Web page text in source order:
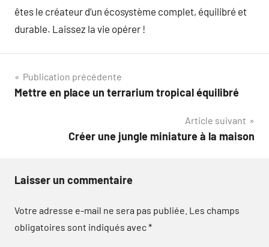
êtes le créateur d’un écosystème complet, équilibré et
durable. Laissez la vie opérer !
Navigation
de
Publication précédente
Mettre en place un terrarium tropical équilibré
Article suivant
Créer une jungle miniature à la maison
Laisser un commentaire
Votre adresse e-mail ne sera pas publiée. Les champs
obligatoires sont indiqués avec*